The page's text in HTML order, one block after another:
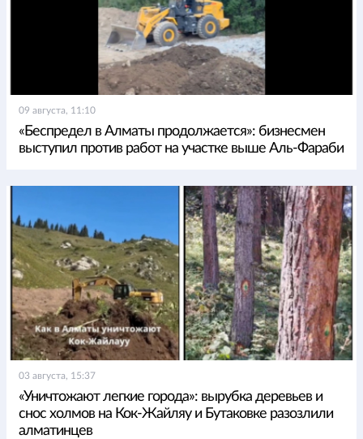
09 августа, 11:10
«Беспредел в Алматы продолжается»: бизнесмен
выступил против работ на участке выше Аль-Фараби
03 августа, 15:37
«Уничтожают легкие города»: вырубка деревьев и
снос холмов на Кок-Жайляу и Бутаковке разозлили
алматинцев